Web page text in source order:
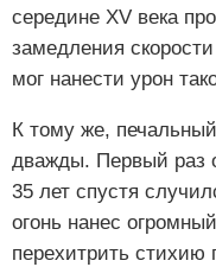
середине XV века
замедления
мог нанести урон
К тому же,
дважды. Первый раз
35 лет спустя
огонь нанес
перехитрить